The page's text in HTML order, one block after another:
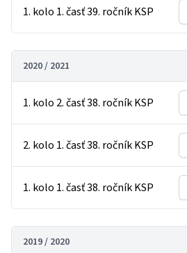
1. kolo 1. časť 39. ročník KSP
2020 / 2021
1. kolo 2. časť 38. ročník KSP
2. kolo 1. časť 38. ročník KSP
1. kolo 1. časť 38. ročník KSP
2019 / 2020